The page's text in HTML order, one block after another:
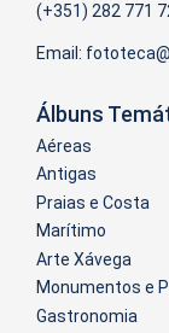
(+351) 282 771
Email:
Álbuns
Aéreas
Antigas
Praias e Costa
Marítimo
Arte Xávega
Monumentos e
Gastronomia